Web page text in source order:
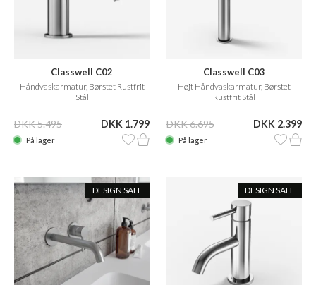
Classwell C02
Håndvaskarmatur, Børstet Rustfrit
Stål
DKK 5.495 DKK 1.799
På lager
Classwell C03
Højt Håndvaskarmatur, Børstet
Rustfrit Stål
DKK 6.695 DKK 2.399
På lager
DESIGN SALE DESIGN SALE